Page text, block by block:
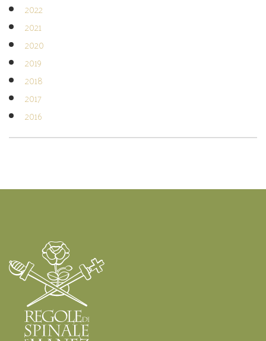
2022
2021
2020
2019
2018
2017
2016